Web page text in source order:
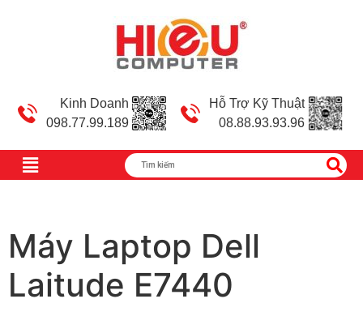
Kinh Doanh
098.77.99.189
Hỗ Trợ Kỹ Thuật
08.88.93.93.96
Máy Laptop Dell
Laitude E7440